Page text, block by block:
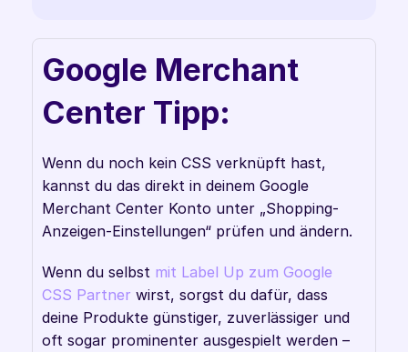
Google Merchant
Center Tipp:
Wenn du noch kein CSS verknüpft hast,
kannst du das direkt in deinem Google
Merchant Center Konto unter „Shopping-
Anzeigen-Einstellungen“ prüfen und ändern.
Wenn du selbst mit Label Up zum Google
CSS Partner wirst, sorgst du dafür, dass
deine Produkte günstiger, zuverlässiger und
oft sogar prominenter ausgespielt werden –